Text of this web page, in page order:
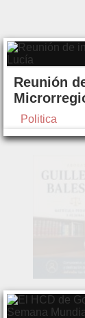
Reunión
Politica